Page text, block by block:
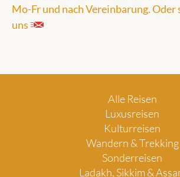
Mo-Fr und nach Vereinbarung. Oder
uns
Alle Reisen
Luxusreisen
Kulturreisen
Wandern & Trekking
Sonderreisen
Ladakh, Sikkim &